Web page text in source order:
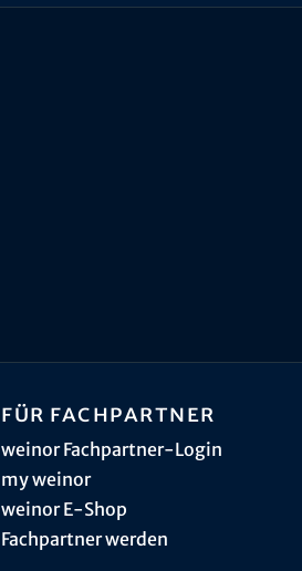
Für Fachpartner
weinor Fachpartner-Login
my weinor
weinor E-Shop
Fachpartner werden